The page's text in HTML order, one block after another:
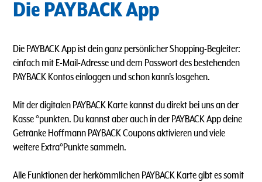
Die PAYBACK App
Die PAYBACK App ist dein ganz persönlicher Shopping-Begleiter:
einfach mit E-Mail-Adresse und dem Passwort des bestehenden
PAYBACK Kontos einloggen und schon kann's losgehen.
Mit der digitalen PAYBACK Karte kannst du direkt bei uns an der
Kasse °punkten. Du kannst aber auch in der PAYBACK App deine
Getränke Hoffmann PAYBACK Coupons aktivieren und viele
weitere Extra°Punkte sammeln.
Alle Funktionen der herkömmlichen PAYBACK Karte gibt es somit